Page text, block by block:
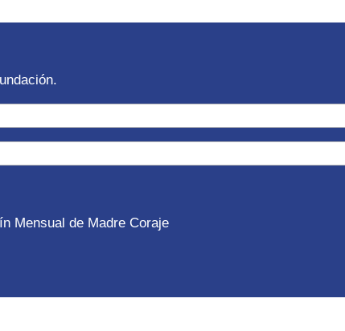
Mensual de Madre Coraje